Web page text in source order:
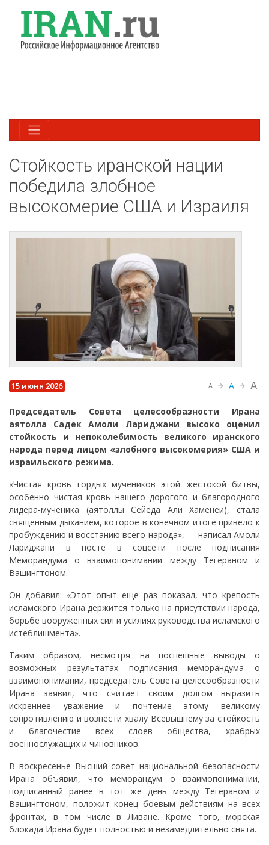
Стойкость иранской нации
победила злобное
высокомерие США и Израиля
15 июня 2026 A A A
Председатель Совета целесообразности Ирана
аятолла Садек Амоли Лариджани высоко оценил
стойкость и непоколебимость великого иранского
народа перед лицом «злобного высокомерия» США и
израильского режима.
«Чистая кровь гордых мучеников этой жестокой битвы,
особенно чистая кровь нашего дорогого и благородного
лидера-мученика (аятоллы Сейеда Али Хаменеи), стала
священным дыханием, которое в конечном итоге привело к
пробуждению и восстанию всего народа», — написал Амоли
Лариджани в посте в соцсети после подписания
Меморандума о взаимопонимании между Тегераном и
Вашингтоном.
Он добавил: «Этот опыт еще раз показал, что крепость
исламского Ирана держится только на присутствии народа,
борьбе вооруженных сил и усилиях руководства исламского
истеблишмента».
Таким образом, несмотря на поспешные выводы о
возможных результатах подписания меморандума о
взаимопонимании, председатель Совета целесообразности
Ирана заявил, что считает своим долгом выразить
искреннее уважение и почтение этому великому
сопротивлению и вознести хвалу Всевышнему за стойкость
и благочестие всех слоев общества, храбрых
военнослужащих и чиновников.
В воскресенье Высший совет национальной безопасности
Ирана объявил, что меморандум о взаимопонимании,
подписанный ранее в тот же день между Тегераном и
Вашингтоном, положит конец боевым действиям на всех
фронтах, в том числе в Ливане. Кроме того, морская
блокада Ирана будет полностью и незамедлительно снята.